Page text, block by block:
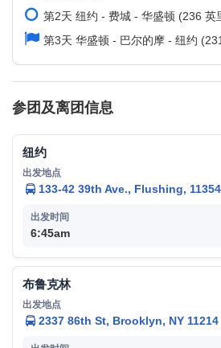
第2天 纽约 - 费城 - 华盛顿 (236 英
第3天 华盛顿 - 巴尔的摩 - 纽约
参团及离团信息
纽约
133-42 39th Ave., Flushing, 11354
6:45am
布鲁克林
2337 86th St, Brooklyn, NY 11214